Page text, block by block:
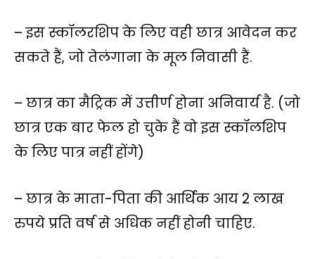
– इस स्कॉलरशिप के लिए वही छात्र आवेदन कर
सकते हैं, जो तेलंगाना के मूल निवासी हैं.
– छात्र का मैट्रिक में उत्तीर्ण होना अनिवार्य है. (जो
छात्र एक बार फेल हो चुके हैं वो इस स्कॉलशिप
के लिए पात्र नहीं होंगे)
– छात्र के माता-पिता की आर्थिक आय 2 लाख
रुपये प्रति वर्ष से अधिक नहीं होनी चाहिए.